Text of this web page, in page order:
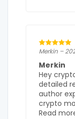
Merkin –
Merkin
Hey
detailed
author
crypto
Read